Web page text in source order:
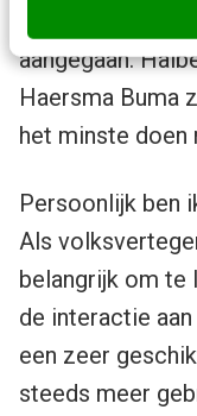
meeste de
aangegaan.
Haersma Buma
het minste doen
Persoonlijk ben
Als
belangrijk om te
de interactie
een zeer
steeds meer